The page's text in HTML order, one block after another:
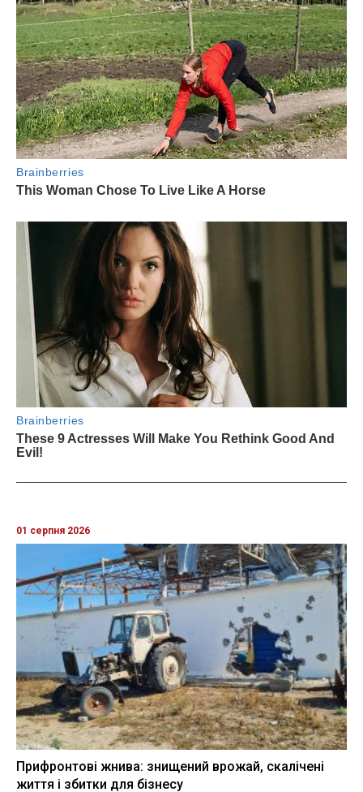
01 серпня 2026
Прифронтові жнива: знищений врожай, скалічені
життя і збитки для бізнесу